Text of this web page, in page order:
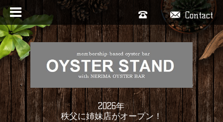
Contact
2026年
秩父に姉妹店がオープン！